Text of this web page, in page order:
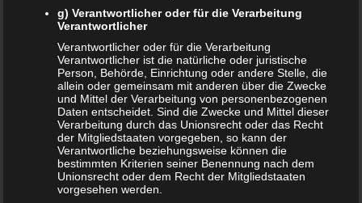
Schwangerschaft – ein kurzer Überblick
Schwangerschaft: 1. Trimester
Babyhaut schützen: So gelingt es am besten!
NEUE KOMMENTARE
Frank ZimmermannzuSchwanger von Affäre – was nun?
Kristin Rudolphzu Vollmachten für Kinder
zuVollmachten für Kinder
g) Verantwortlicher oder für die Verarbeitung
Verantwortlicher
Verantwortlicher oder für die Verarbeitung
Verantwortlicher ist die natürliche oder juristische
Person, Behörde, Einrichtung oder andere Stelle, die
allein oder gemeinsam mit anderen über die Zwecke
und Mittel der Verarbeitung von personenbezogenen
Daten entscheidet. Sind die Zwecke und Mittel dieser
Verarbeitung durch das Unionsrecht oder das Recht
der Mitgliedstaaten vorgegeben, so kann der
Verantwortliche beziehungsweise können die
bestimmten Kriterien seiner Benennung nach dem
Unionsrecht oder dem Recht der Mitgliedstaaten
vorgesehen werden.